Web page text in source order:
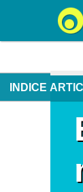
INDICE